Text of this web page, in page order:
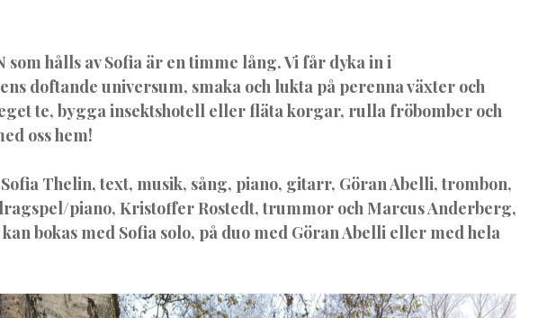
som hålls av Sofia är en timme lång. Vi får dyka in i
doftande universum, smaka och lukta på perenna växter och
te, bygga insektshotell eller fläta korgar, rulla fröbomber och
oss hem!
Thelin, text, musik, sång, piano, gitarr, Göran Abelli, trombon,
piano, Kristoffer Rostedt, trummor och Marcus Anderberg,
bokas med Sofia solo, på duo med Göran Abelli eller med hela